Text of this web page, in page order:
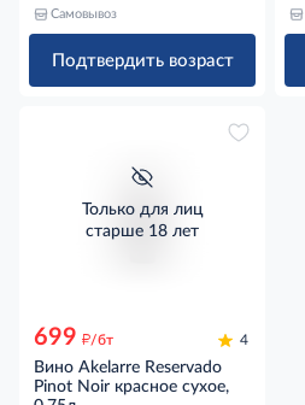
Самовывоз
Подтвердить возраст
Только для лиц
старше 18 лет
699 д/бт 4
Вино Akelarre Reservado
Pinot Noir красное сухое,